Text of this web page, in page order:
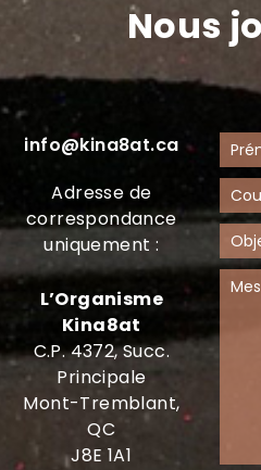
Nous
info@kina8at.ca
Adresse de
correspondance
uniquement :
L’Organisme
Kina8at
C.P. 4372, Succ.
Principale
Mont-Tremblant,
QC
J8E 1A1